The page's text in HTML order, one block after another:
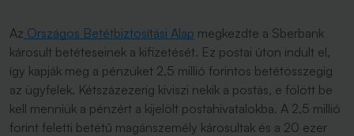
Az Országos Betétbiztosítási Alap megkezdte a Sberbank
károsult betéteseinek a kifizetését. Ez postai úton indult el,
így kapják meg a pénzüket 2,5 millió forintos betétösszegig
az ügyfelek. Kétszázezerig kiviszi nekik a postás, e fölött be
kell menniük a pénzért a kijelölt postahivatalokba. A 2,5 millió
forint feletti betétű magánszemély károsultak és a 20 ezer